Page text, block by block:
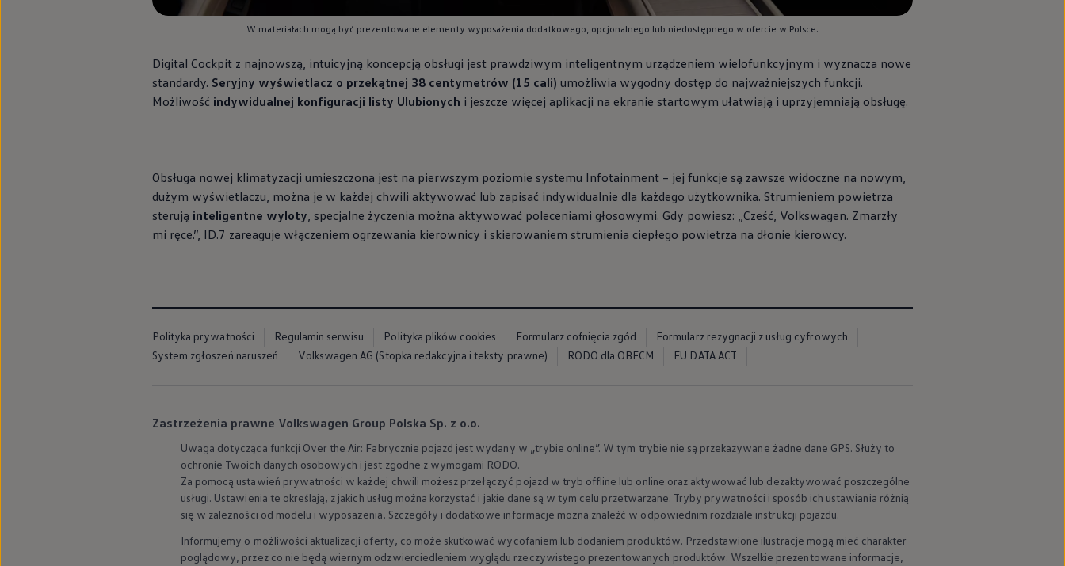
Modele sportowe
Finansowanie aut używanych
Finansowanie dla firm
Kalkulator finansowy
Ubezpieczenia i gwarancje
Ubezpieczenia komunikacyjne
Ubezpieczenie GAP/RTI
Zakup i finansowanie dla biznesu
Skonfiguruj Volkswagena
Volkswagen dla biznesu
Serwis, akcesoria i aktualizacje
Olej silnikowy i płyny eksploatacyjne
Pomoc w razie wypadku i awarii
Serwis i części na raty
Pakiet przeglądów dla Twojego Volkswagena
Badanie satysfakcji klienta – oceń nasz serwis i salony
Ubezpieczenie opon
Sklep online akcesoriów
W materiałach mogą być prezentowane elementy wyposażenia dodatkowego, opcjonalnego lub niedostępnego w ofercie w Polsce.
Digital Cockpit z najnowszą, intuicyjną koncepcją obsługi jest prawdziwym inteligentnym urządzeniem wielofunkcyjnym i wyznacza nowe
standardy. Seryjny wyświetlacz o przekątnej 38 centymetrów (15 cali) umożliwia wygodny dostęp do najważniejszych funkcji.
Możliwość indywidualnej konfiguracji listy Ulubionych i jeszcze więcej aplikacji na ekranie startowym ułatwiają i uprzyjemniają obsługę.
Obsługa nowej klimatyzacji umieszczona jest na pierwszym poziomie systemu Infotainment – jej funkcje są zawsze widoczne na nowym,
dużym wyświetlaczu, można je w każdej chwili aktywować lub zapisać indywidualnie dla każdego użytkownika. Strumieniem powietrza
sterują inteligentne wyloty, specjalne życzenia można aktywować poleceniami głosowymi. Gdy powiesz: „Cześć, Volkswagen. Zmarzły
mi ręce.”, ID.7 zareaguje włączeniem ogrzewania kierownicy i skierowaniem strumienia ciepłego powietrza na dłonie kierowcy.
Polityka prywatności Regulamin serwisu Polityka plików cookies Formularz cofnięcia zgód
Formularz rezygnacji z usług cyfrowych
System zgłoszeń naruszeń
Volkswagen AG (Stopka redakcyjna i teksty prawne) RODO dla OBFCM EU DATA ACT
Zastrzeżenia prawne Volkswagen Group Polska Sp. z o.o.
Uwaga dotycząca funkcji Over the Air: Fabrycznie pojazd jest wydany w „trybie online”. W tym trybie nie są przekazywane żadne dane GPS. Służy to
ochronie Twoich danych osobowych i jest zgodne z wymogami RODO.
Za pomocą ustawień prywatności w każdej chwili możesz przełączyć pojazd w tryb offline lub online oraz aktywować lub dezaktywować poszczególne
usługi. Ustawienia te określają, z jakich usług można korzystać i jakie dane są w tym celu przetwarzane. Tryby prywatności i sposób ich ustawiania różnią
się w zależności od modelu i wyposażenia. Szczegóły i dodatkowe informacje można znaleźć w odpowiednim rozdziale instrukcji pojazdu.
Informujemy o możliwości aktualizacji oferty, co może skutkować wycofaniem lub dodaniem produktów. Przedstawione ilustracje mogą mieć charakter
poglądowy, przez co nie będą wiernym odzwierciedleniem wyglądu rzeczywistego prezentowanych produktów. Wszelkie prezentowane informacje,